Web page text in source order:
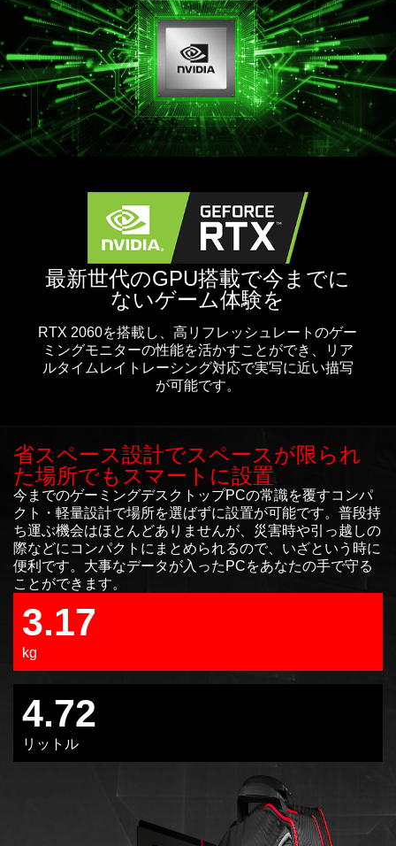
最新世代のGPU搭載で今までに
ないゲーム体験を
RTX 2060を搭載し、高リフレッシュレートのゲー
ミングモニターの性能を活かすことができ、リア
ルタイムレイトレーシング対応で実写に近い描写
が可能です。
省スペース設計でスペースが限られ
た場所でもスマートに設置
今までのゲーミングデスクトップPCの常識を覆すコンパ
クト・軽量設計で場所を選ばずに設置が可能です。普段持
ち運ぶ機会はほとんどありませんが、災害時や引っ越しの
際などにコンパクトにまとめられるので、いざという時に
便利です。大事なデータが入ったPCをあなたの手で守る
ことができます。
3.17
kg
4.72
リットル